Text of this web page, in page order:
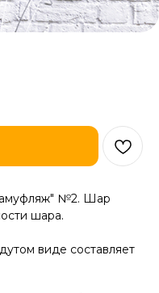
№2. Шар
шара.
виде составляет